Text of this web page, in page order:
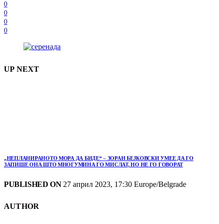
0
0
0
0
UP NEXT
„НЕПЛАНИРАНОТО МОРА ДА БИДЕ“ – ЗОРАН БЕЈКОВСКИ УМЕЕ ДА ГО
ЗАПИШЕ ОНА ШТО МНОГУМИНА ГО МИСЛАТ, НО НЕ ГО ГОВОРАТ
PUBLISHED ON27 април 2023, 17:30 Europe/Belgrade
AUTHOR